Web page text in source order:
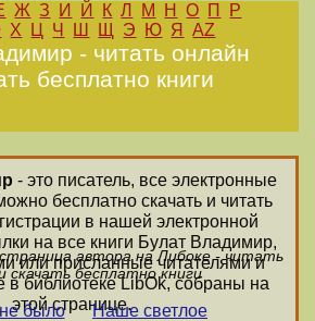
Ж З И Й К Л М Н О П
Р
Х Ц Ч Ш Щ Э Ю Я AZ
- читать онлайн
бесплатно книги
- это писатель, все электронные
бесплатно скачать и читать
в нашей электронной
на все книги Булат Владимир,
или присланные читателями и
библиотеке LibOk, собраны на
этой странице.
автора на Либоке - читать
скачать бесплатно книги
было
Наше светлое